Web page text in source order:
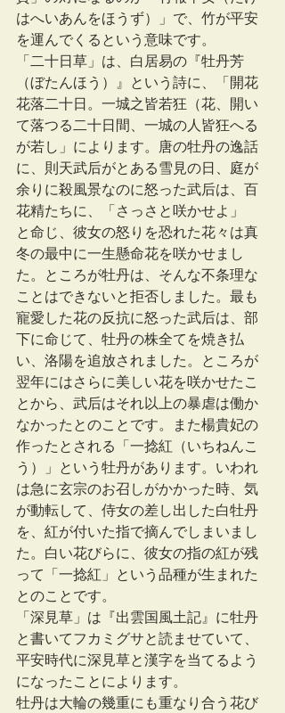
はへいあんをほうず）」で、竹が平安
を運んでくるという意味です。
「二十日草」は、白居易の『牡丹芳
（ぼたんほう）』という詩に、「開花
花落二十日。一城之皆若狂（花、開い
て落つる二十日間、一城の人皆狂へる
が若し」によります。唐の牡丹の逸話
に、則天武后がとある雪見の日、庭が
余りに殺風景なのに怒った武后は、百
花精たちに、「さっさと咲かせよ」
と命じ、彼女の怒りを恐れた花々は真
冬の最中に一生懸命花を咲かせまし
た。ところが牡丹は、そんな不条理な
ことはできないと拒否しました。最も
寵愛した花の反抗に怒った武后は、部
下に命じて、牡丹の株全てを焼き払
い、洛陽を追放されました。ところが
翌年にはさらに美しい花を咲かせたこ
とから、武后はそれ以上の暴虐は働か
なかったとのことです。また楊貴妃の
作ったとされる「一捻紅（いちねんこ
う）」という牡丹があります。いわれ
は急に玄宗のお召しがかかった時、気
が動転して、侍女の差し出した白牡丹
を、紅が付いた指で摘んでしまいまし
た。白い花びらに、彼女の指の紅が残
って「一捻紅」という品種が生まれた
とのことです。
「深見草」は『出雲国風土記』に牡丹
と書いてフカミグサと読ませていて、
平安時代に深見草と漢字を当てるよう
になったことによります。
牡丹は大輪の幾重にも重なり合う花び